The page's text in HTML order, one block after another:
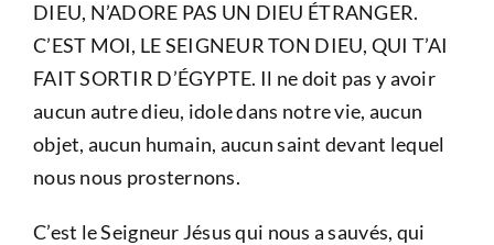
DIEU, N’ADORE PAS UN DIEU ÉTRANGER.
C’EST MOI, LE SEIGNEUR TON DIEU, QUI T’AI
FAIT SORTIR D’ÉGYPTE. Il ne doit pas y avoir
aucun autre dieu, idole dans notre vie, aucun
objet, aucun humain, aucun saint devant lequel
nous nous prosternons.
C’est le Seigneur Jésus qui nous a sauvés, qui